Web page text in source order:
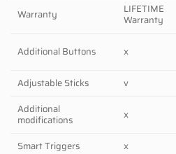
Warranty LIFETIME
Warranty
Additional Buttons x
Adjustable Sticks
v
Additional
modifications x
Smart Triggers x